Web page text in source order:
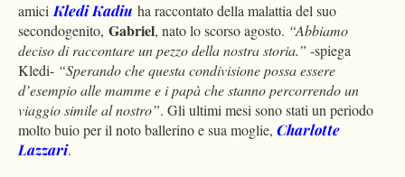
amiciKledi Kadiu ha raccontato della malattia del suo
secondogenito, Gabriel, nato lo scorso agosto. “Abbiamo
deciso di raccontare un pezzo della nostra storia.” -spiega
Kledi- “Sperando che questa condivisione possa essere
d’esempio alle mamme e i papà che stanno percorrendo un
viaggio simile al nostro”. Gli ultimi mesi sono stati un periodo
molto buio per il noto ballerino e sua moglie, Charlotte
Lazzari.